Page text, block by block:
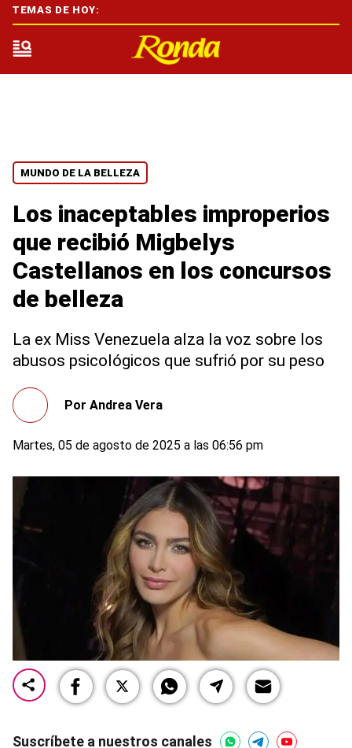
MUNDO DE LA BELLEZA
Los inaceptables improperios
que recibió Migbelys
Castellanos en los concursos
de belleza
La ex Miss Venezuela alza la voz sobre los
abusos psicológicos que sufrió por su peso
Por Andrea Vera
Martes, 05 de agosto de 2025 a las 06:56 pm
Suscríbete a nuestros canales
TEMAS DE HOY: